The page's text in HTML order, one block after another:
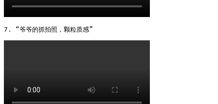
7. “爷爷的抓拍照，颗粒质感”